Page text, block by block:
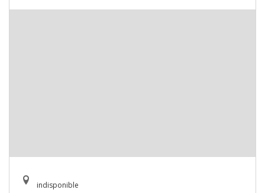
indisponible